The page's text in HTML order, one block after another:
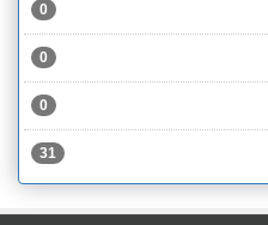
0
0
0
31